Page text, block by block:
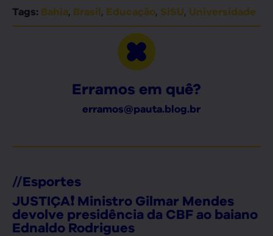
Tags: Bahia, Brasil, Educação, SiSU, Universidade
Erramos em quê?
erramos@pauta.blog.br
//Esportes
JUSTIÇA❗ Ministro Gilmar Mendes
devolve presidência da CBF ao baiano
Ednaldo Rodrigues